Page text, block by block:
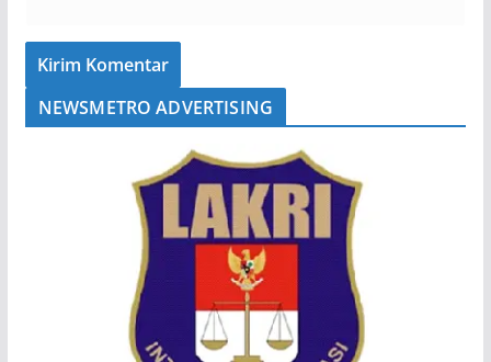
NEWSMETRO ADVERTISING